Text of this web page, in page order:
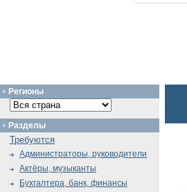
Регионы
Разделы
Требуются
Администраторы, руководители
Актёры, музыканты
Бухгалтера, банк, финансы